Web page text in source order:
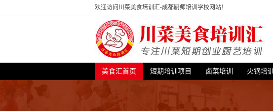
欢迎访问川菜美食培训汇-成都厨师培训学校网站！
美食汇首页 短期培训项目 卤菜培训 火锅培训